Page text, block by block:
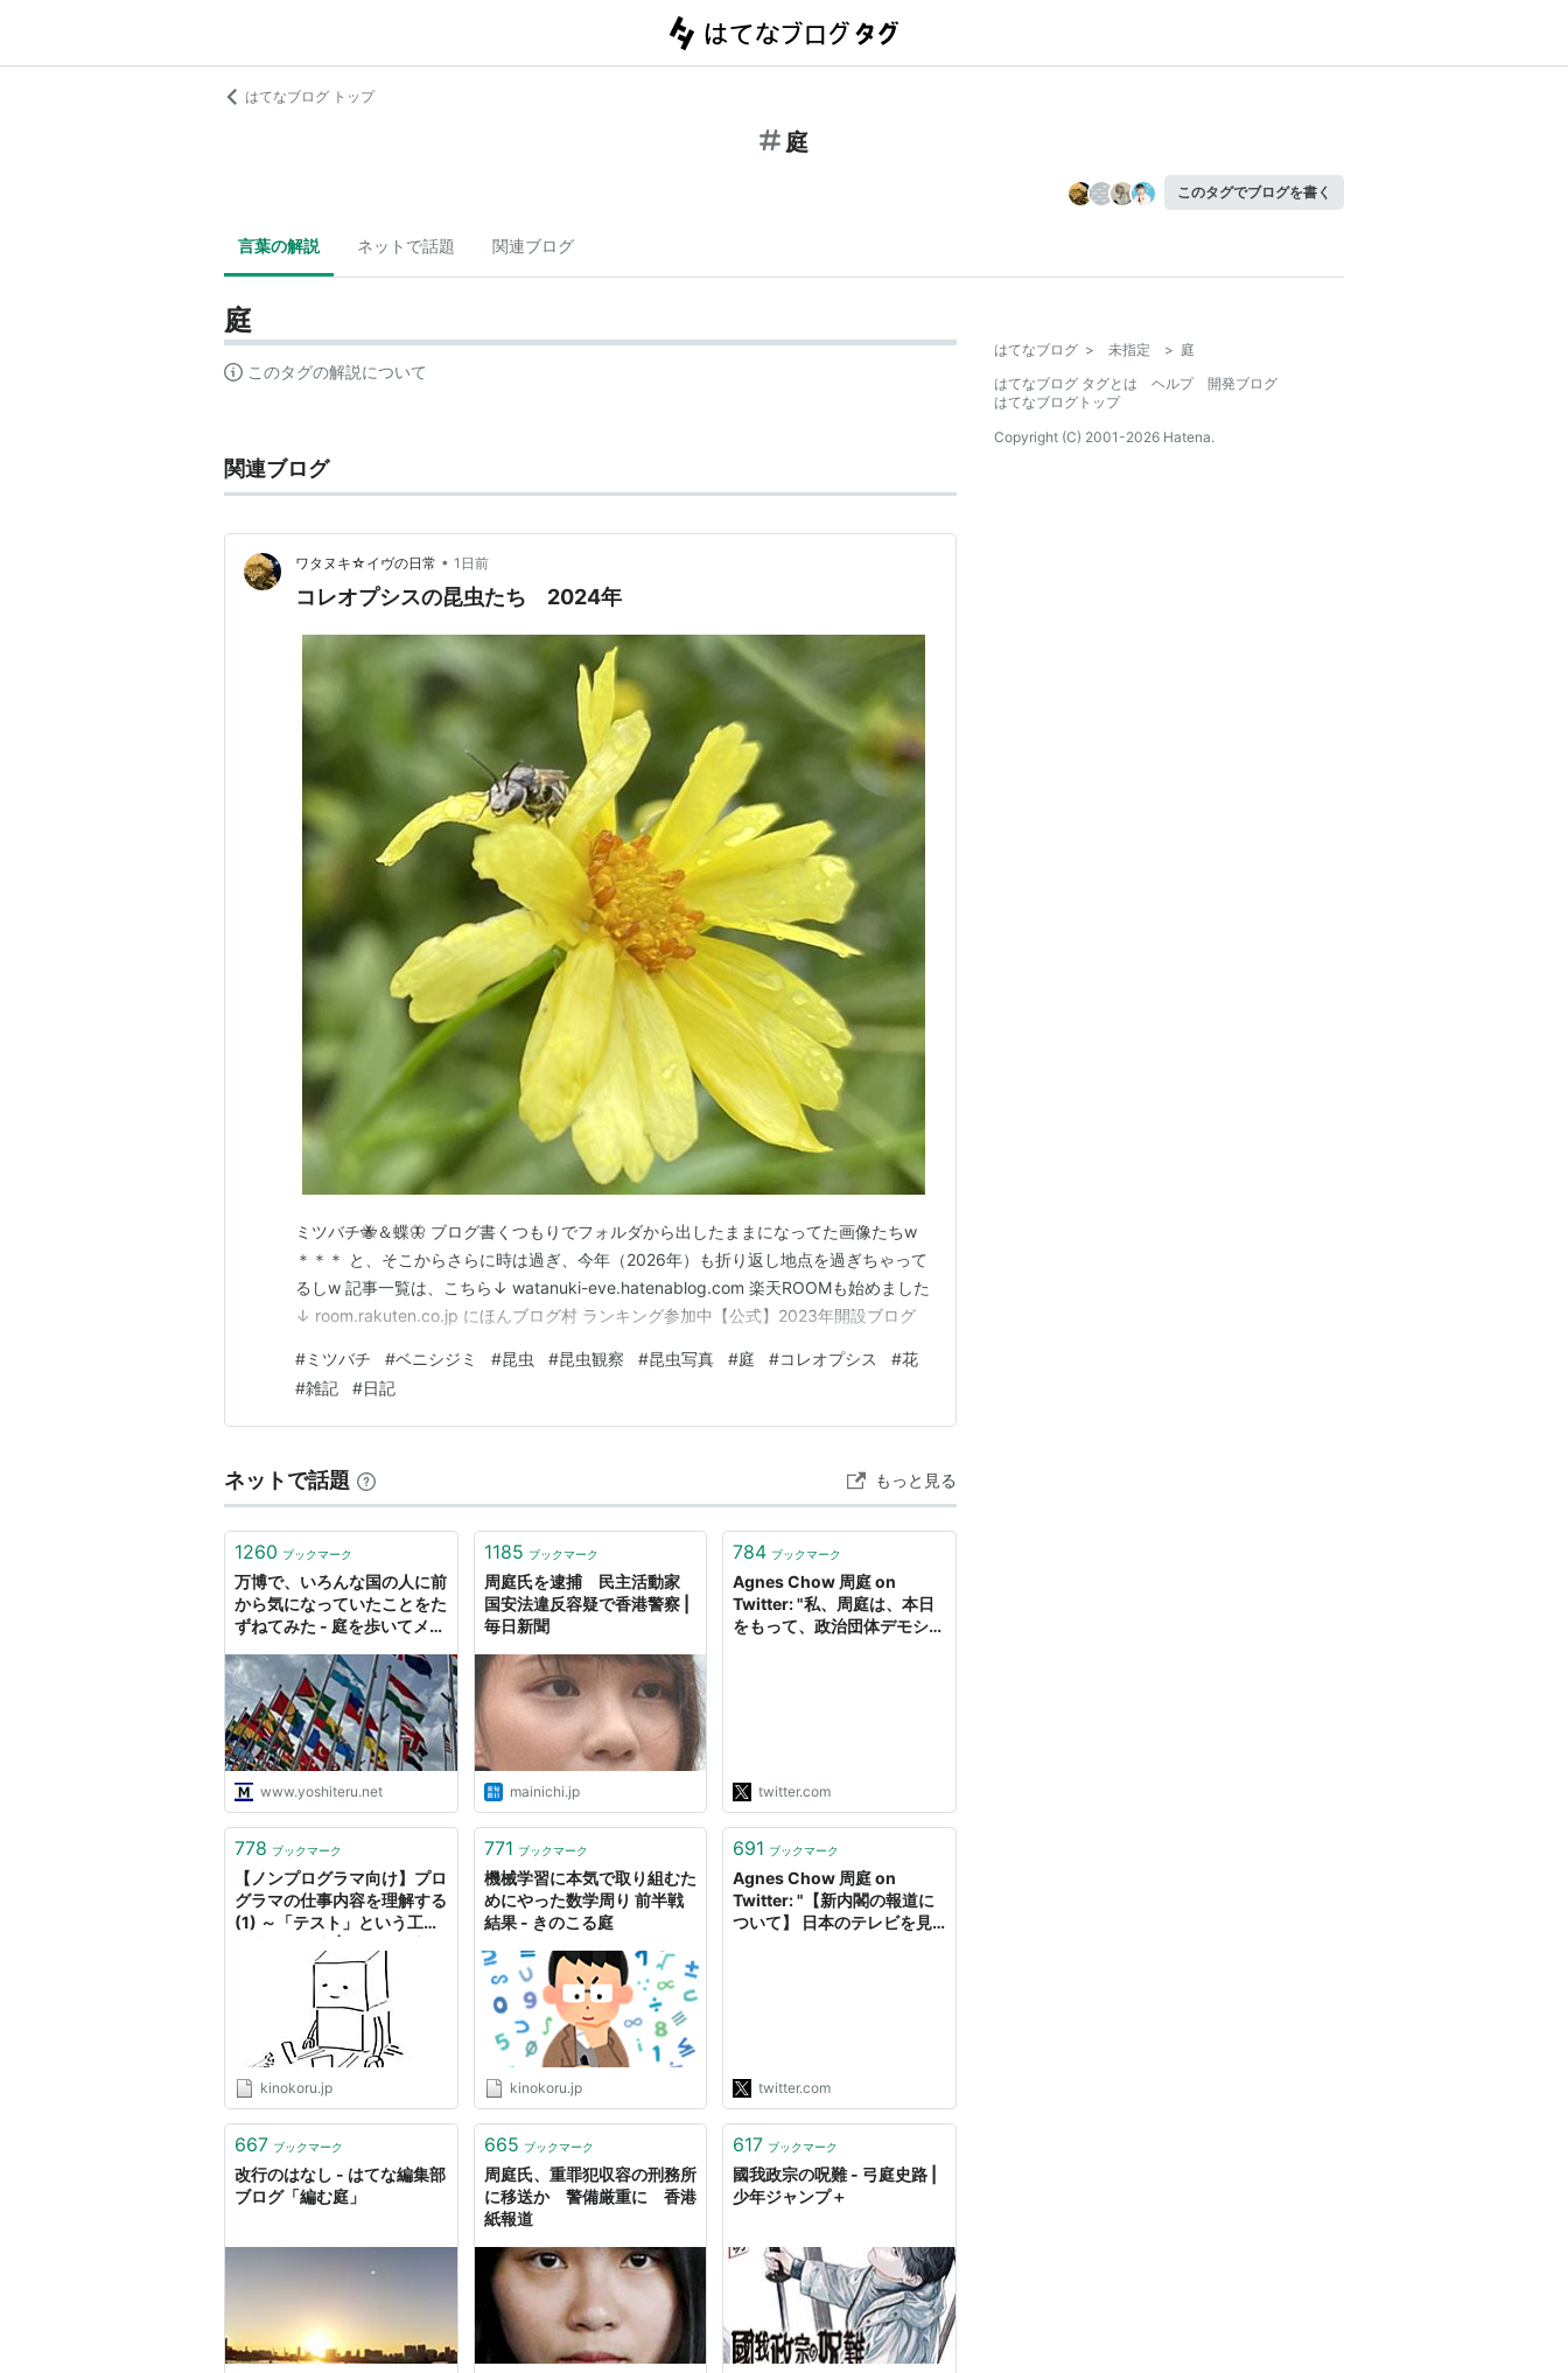
はてなブログ トップ
庭
このタグでブログを書く
言葉の解説 ネットで話題 関連ブログ
庭
このタグの解説について
関連ブログ
ワタヌキ☆イヴの日常 • 1日前
コレオプシスの昆虫たち 2024年
ミツバチ🐝＆蝶🦋 ブログ書くつもりでフォルダから出したままになってた画像たちw
＊＊＊ と、そこからさらに時は過ぎ、今年（2026年）も折り返し地点を過ぎちゃって
るしw 記事一覧は、こちら↓ watanuki-eve.hatenablog.com 楽天ROOMも始めました
↓ room.rakuten.co.jp にほんブログ村 ランキング参加中【公式】2023年開設ブログ
#ミツバチ #ベニシジミ #昆虫 #昆虫観察 #昆虫写真 #庭 #コレオプシス #花
#雑記 #日記
ネットで話題 もっと見る
1260 ブックマーク
万博で、いろんな国の人に前
から気になっていたことをた
ずねてみた - 庭を歩いてメモ
www.yoshiteru.net
1185 ブックマーク
周庭氏を逮捕 民主活動家
国安法違反容疑で香港警察 |
毎日新聞
mainichi.jp
784 ブックマーク
Agnes Chow 周庭 on
Twitter: "私、周庭は、本日
をもって、政治団体デモシス
ません。 生きてさえいれ
ば、…
https://t.co/9XPB07Vizq"
twitter.com
778 ブックマーク
【ノンプログラマ向け】プロ
グラマの仕事内容を理解する
(1) ～「テスト」という工程
kinokoru.jp
771 ブックマーク
機械学習に本気で取り組むた
めにやった数学周り 前半戦
結果 - きのこる庭
kinokoru.jp
691 ブックマーク
Agnes Chow 周庭 on
Twitter: "【新内閣の報道に
ついて】 日本のテレビを見
（香港メディアはあまりこう
いう…
https://t.co/wpre9uwe9n"
twitter.com
667 ブックマーク
改行のはなし - はてな編集部
ブログ「編む庭」
665 ブックマーク
周庭氏、重罪犯収容の刑務所
に移送か 警備厳重に 香港
紙報道
617 ブックマーク
國我政宗の呪難 - 弓庭史路 |
少年ジャンプ＋
はてなブログ > 未指定 > 庭
はてなブログ タグとは
ヘルプ
開発ブログ
はてなブログトップ
Copyright (C) 2001-2026 Hatena.